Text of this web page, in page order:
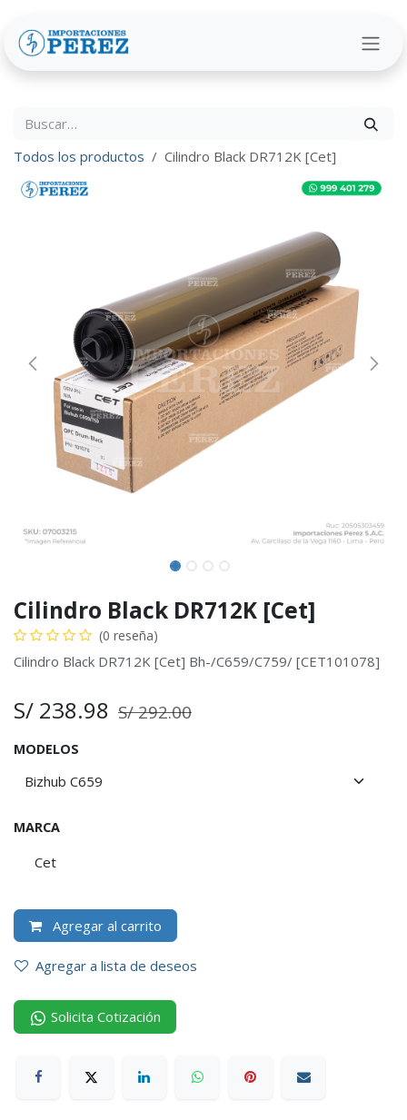
Todos los productos Cilindro Black DR712K [Cet]
Cilindro Black DR712K [Cet]
(0 reseña)
Cilindro Black DR712K [Cet] Bh-/C659/C759/ [CET101078]
S/ 238.98 S/292.00
MODELOS
MARCA
Cet
Agregar al carrito
Agregar a lista de deseos
Solicita Cotización